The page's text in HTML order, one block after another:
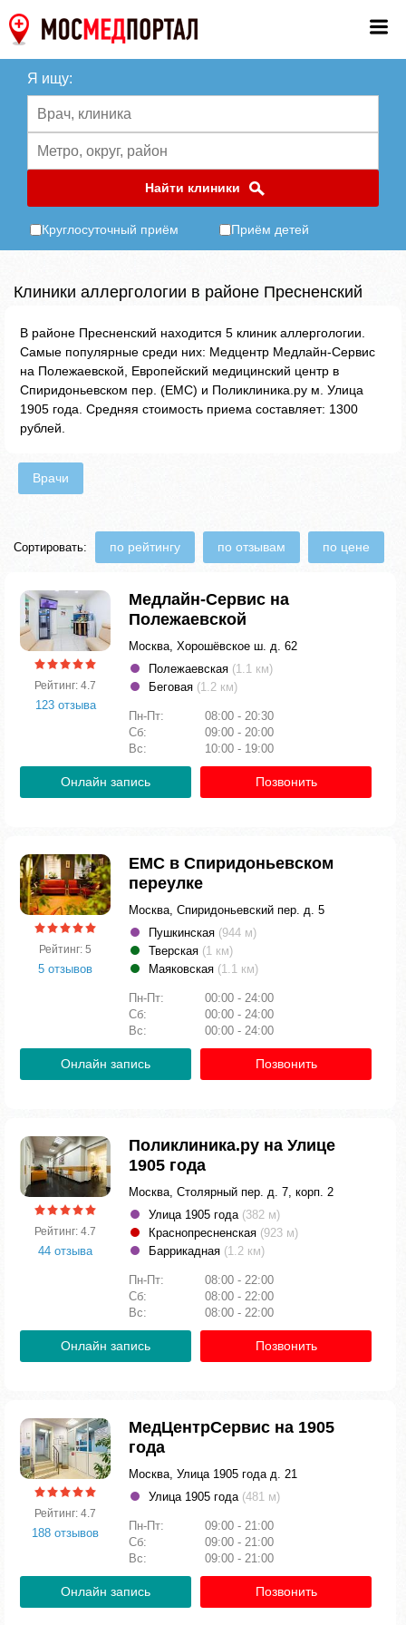
Я ищу:
Найти клиники
Круглосуточный приём Приём детей
Клиники аллергологии в районе Пресненский
В районе Пресненский находится 5 клиник аллергологии.
Самые популярные среди них: Медцентр Медлайн-Сервис
на Полежаевской, Европейский медицинский центр в
Спиридоньевском пер. (ЕМС) и Поликлиника.ру м. Улица
1905 года. Средняя стоимость приема составляет: 1300
рублей.
Врачи
Сортировать: по рейтингу по отзывам по цене
Рейтинг: 4.7
123 отзыва
Медлайн-Сервис на
Полежаевской
Москва, Хорошёвское ш. д. 62
Полежаевская (1.1 км)
Беговая (1.2 км)
Пн-Пт:
08:00 - 20:30
Сб:
09:00 - 20:00
Вс:
10:00 - 19:00
Онлайн запись Позвонить
Рейтинг: 5
5 отзывов
ЕМС в Спиридоньевском
переулке
Москва, Спиридоньевский пер. д. 5
Пушкинская (944 м)
Тверская (1 км)
Маяковская (1.1 км)
Пн-Пт:
00:00 - 24:00
Сб:
00:00 - 24:00
Вс:
00:00 - 24:00
Онлайн запись Позвонить
Рейтинг: 4.7
44 отзыва
Поликлиника.ру на Улице
1905 года
Москва, Столярный пер. д. 7, корп. 2
Улица 1905 года (382 м)
Краснопресненская (923 м)
Баррикадная (1.2 км)
Пн-Пт:
08:00 - 22:00
Сб:
08:00 - 22:00
Вс:
08:00 - 22:00
Онлайн запись Позвонить
Рейтинг: 4.7
188 отзывов
МедЦентрСервис на 1905
года
Москва, Улица 1905 года д. 21
Улица 1905 года (481 м)
Пн-Пт:
09:00 - 21:00
Сб:
09:00 - 21:00
Вс:
09:00 - 21:00
Онлайн запись Позвонить